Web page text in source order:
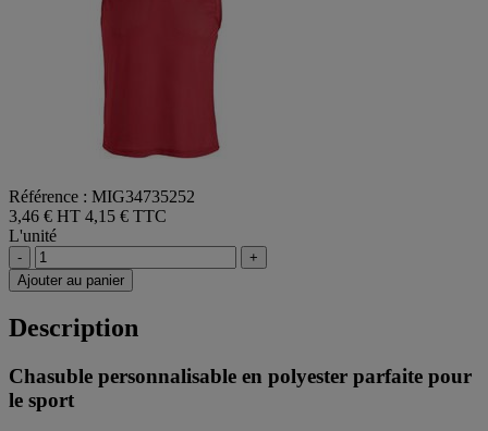
Référence : MIG34735252
3,46 € HT 4,15 € TTC
L'unité
-
+
Ajouter au panier
Description
Chasuble personnalisable en polyester parfaite pour
le sport